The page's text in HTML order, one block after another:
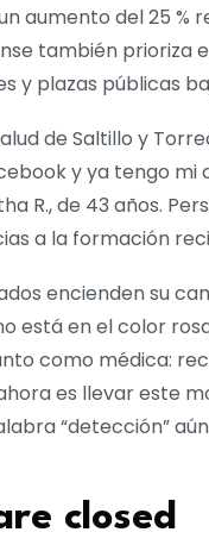
aumento del 25 %
también
y plazas públicas
de Saltillo y
y ya tengo
R., de 43 años.
a la formación
encienden su
está en el color
como médica:
es llevar este
“detección”
closed